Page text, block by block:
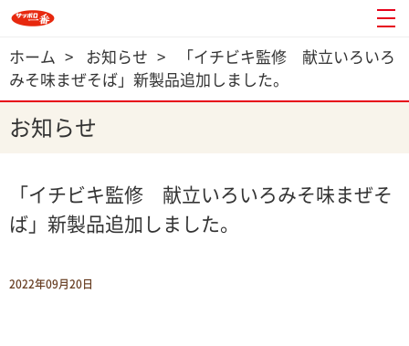
ホーム > お知らせ >
「イチビキ監修 献立いろいろ
みそ味まぜそば」新製品追加しました。
お知らせ
「イチビキ監修 献立いろいろみそ味まぜそ
ば」新製品追加しました。
2022年09月20日